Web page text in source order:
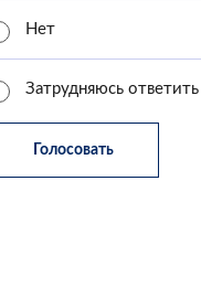
Нет
Затрудняюсь ответить